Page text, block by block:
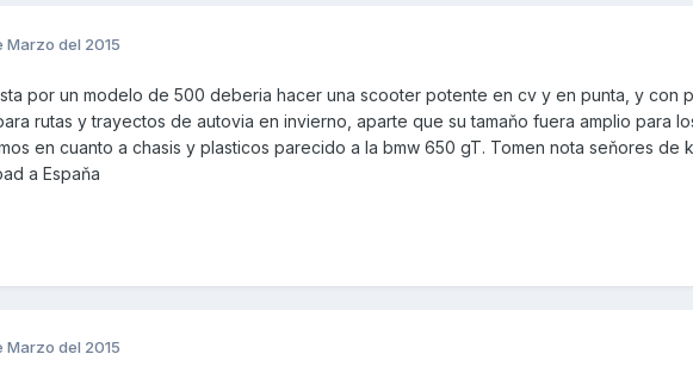
Marzo del 2015
por un modelo de 500 deberia hacer una scooter potente en cv y en punta, y con
rutas y trayectos de autovia en invierno, aparte que su tamaňo fuera amplio para
en cuanto a chasis y plasticos parecido a la bmw 650 gT. Tomen nota seňores de
a Espaňa
Marzo del 2015